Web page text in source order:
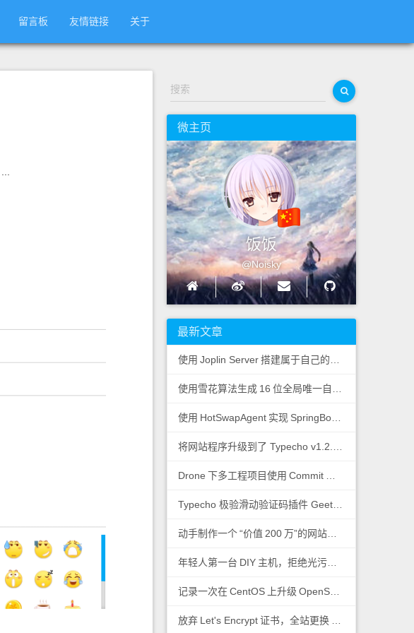
留言板 友情链接 关于
搜索
微主页
饭饭
@Noisky
最新文章
使用 Joplin Server搭建属于自己的私有云笔记
使用雪花算法生成 16 位全局唯一自增
使用 HotSwapAgent 实现 SpringBoot
Drone 下多工程项目使用 Commit
动手制作一个“价值 200万”的网站图标
年轻人第一台 DIY 主机，拒绝光污染！
记录一次在CentOS 上升级 OpenSSL
放弃 Let's Encrypt证书，全站更换